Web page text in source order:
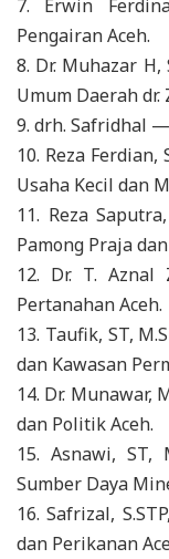
7. Erwin
Pengairan Aceh.
8. Dr. Muhazar
Umum Daerah
9. drh. Safridhal
10. Reza
Usaha Kecil dan
11. Reza
Pamong Praja
12. Dr. T. Aznal
Pertanahan Aceh.
13. Taufik, ST,
dan Kawasan
14. Dr. Munawar,
dan Politik Aceh.
15. Asnawi,
Sumber Daya
16. Safrizal,
dan Perikanan